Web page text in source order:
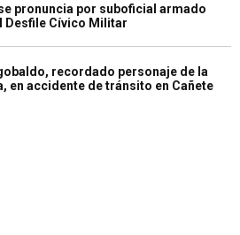
pronuncia por suboficial armado
Desfile Cívico Militar
recordado personaje de la
en accidente de tránsito en Cañete